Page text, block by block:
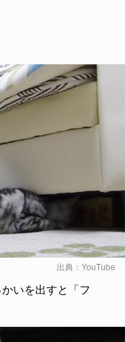
出典： YouTube
いを出すと「フ